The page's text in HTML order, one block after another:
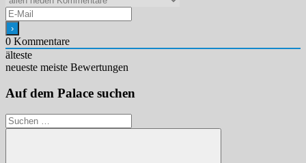
0 Kommentare
älteste
neueste meiste Bewertungen
Auf dem Palace suchen
Suchen
nach: